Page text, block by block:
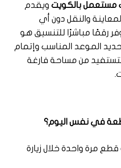
مستعمل بالكويت ويقدم
والنقل دون أي
رقمًا مباشرًا للتنسيق هو
تحديد الموعد المناسب وإتمام
من مساحة فارغة
في نفس اليوم؟
مرة واحدة خلال زيارة